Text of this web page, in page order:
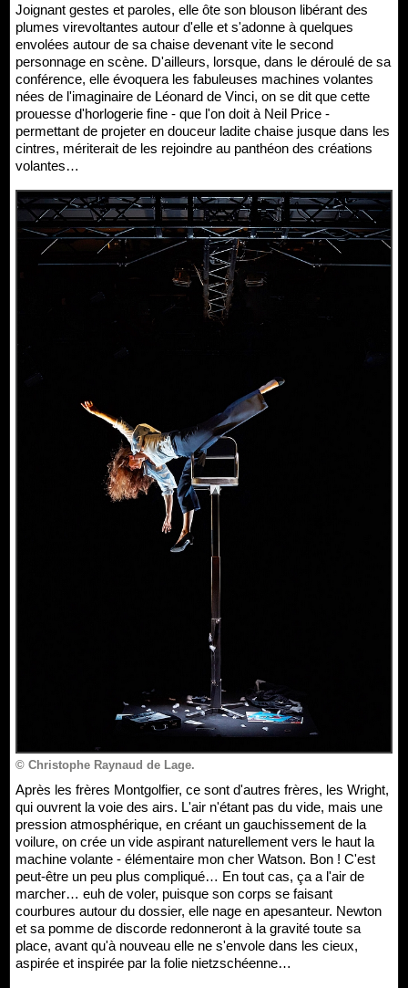
Joignant gestes et paroles, elle ôte son blouson libérant des
plumes virevoltantes autour d'elle et s'adonne à quelques
envolées autour de sa chaise devenant vite le second
personnage en scène. D'ailleurs, lorsque, dans le déroulé de sa
conférence, elle évoquera les fabuleuses machines volantes
nées de l'imaginaire de Léonard de Vinci, on se dit que cette
prouesse d'horlogerie fine - que l'on doit à Neil Price -
permettant de projeter en douceur ladite chaise jusque dans les
cintres, mériterait de les rejoindre au panthéon des créations
volantes…
© Christophe Raynaud de Lage.
Après les frères Montgolfier, ce sont d'autres frères, les Wright,
qui ouvrent la voie des airs. L'air n'étant pas du vide, mais une
pression atmosphérique, en créant un gauchissement de la
voilure, on crée un vide aspirant naturellement vers le haut la
machine volante - élémentaire mon cher Watson. Bon ! C'est
peut-être un peu plus compliqué… En tout cas, ça a l'air de
marcher… euh de voler, puisque son corps se faisant
courbures autour du dossier, elle nage en apesanteur. Newton
et sa pomme de discorde redonneront à la gravité toute sa
place, avant qu'à nouveau elle ne s'envole dans les cieux,
aspirée et inspirée par la folie nietzschéenne…